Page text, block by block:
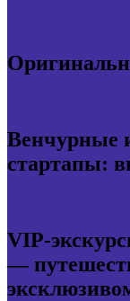
Венчурные
стартапы:
VIP-
—